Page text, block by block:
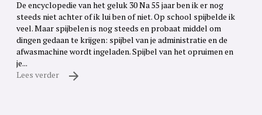
De encyclopedie van het geluk 30 Na 55 jaar ben ik er nog
steeds niet achter of ik lui ben of niet. Op school spijbelde ik
veel. Maar spijbelen is nog steeds en probaat middel om
dingen gedaan te krijgen: spijbel van je administratie en de
afwasmachine wordt ingeladen. Spijbel van het opruimen en
je...
Lees verder